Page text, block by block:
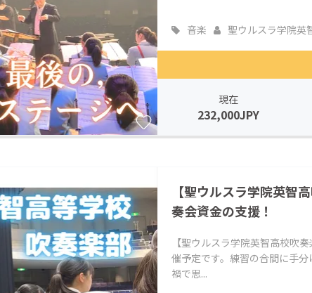
音楽 聖ウルスラ学院英
現在
232,000JPY
【聖ウルスラ学院英智
奏会資金の支援！
【聖ウルスラ学院英智高校吹
催予定です。練習の合間に手
禍で思...